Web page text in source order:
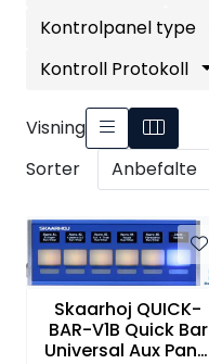
Kontrolpanel type
Kontroll Protokoll
Visning
Sorter
Skaarhoj QUICK-
BAR-V1B Quick Bar
Universal Aux Panel